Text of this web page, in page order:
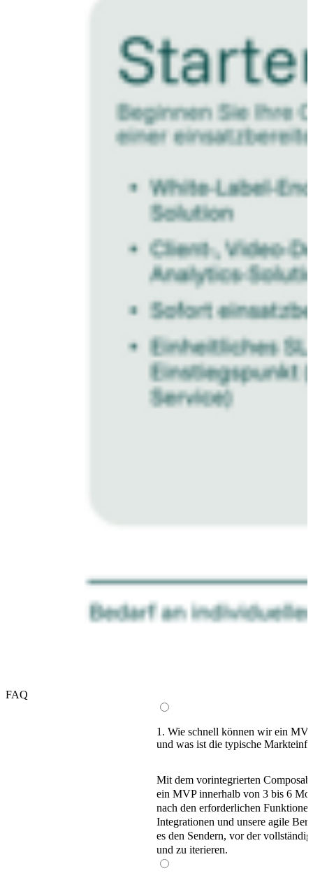
FAQ
1. Wie schnell können wir ein
und was ist die typische
Mit dem vorintegrierten
ein MVP innerhalb von 3 bis 6
nach den erforderlichen
Integrationen und unsere agile
es den Sendern, vor der
und zu iterieren.